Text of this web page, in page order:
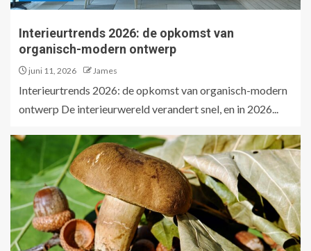
Interieurtrends 2026: de opkomst van
organisch-modern ontwerp
juni 11, 2026 James
Interieurtrends 2026: de opkomst van organisch-modern
ontwerp De interieurwereld verandert snel, en in 2026...